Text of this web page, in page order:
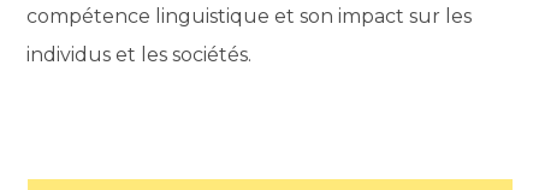
compétence linguistique et son impact sur les
individus et les sociétés.